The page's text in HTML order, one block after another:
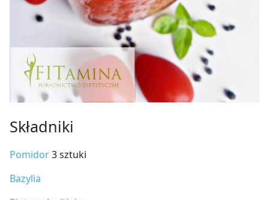
Składniki
Pomidor3 sztuki
Bazylia